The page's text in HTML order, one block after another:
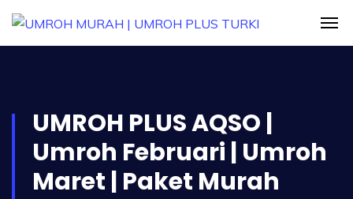
UMROH PLUS AQSO |
Umroh Februari | Umroh
Maret | Paket Murah